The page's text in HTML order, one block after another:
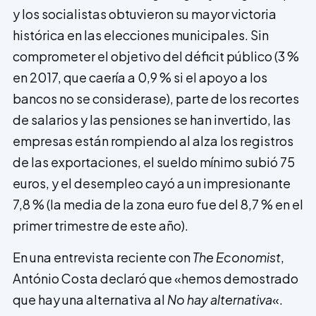
y los socialistas obtuvieron su mayor victoria
histórica en las elecciones municipales. Sin
comprometer el objetivo del déficit público (3 %
en 2017, que caería a 0,9 % si el apoyo a los
bancos no se considerase), parte de los recortes
de salarios y las pensiones se han invertido, las
empresas están rompiendo al alza los registros
de las exportaciones, el sueldo mínimo subió 75
euros, y el desempleo cayó a un impresionante
7,8 % (la media de la zona euro fue del 8,7 % en el
primer trimestre de este año).
En una entrevista reciente conThe Economist,
António Costa declaró que «hemos demostrado
que hay una alternativa al No hay alternativa«.